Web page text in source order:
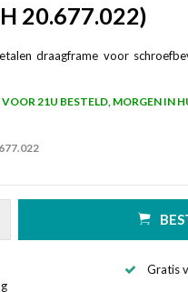
20.677.022)
draagframe voor
VOOR 21U BESTELD, MORGEN IN
Gratis